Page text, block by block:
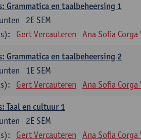
Grammatica en taalbeheersing 1
2E SEM
Gert Vercauteren Ana Sofia Corga
Grammatica en taalbeheersing 2
1E SEM
Gert Vercauteren Ana Sofia Corga
Taal en cultuur 1
2E SEM
Gert Vercauteren Ana Sofia Corga